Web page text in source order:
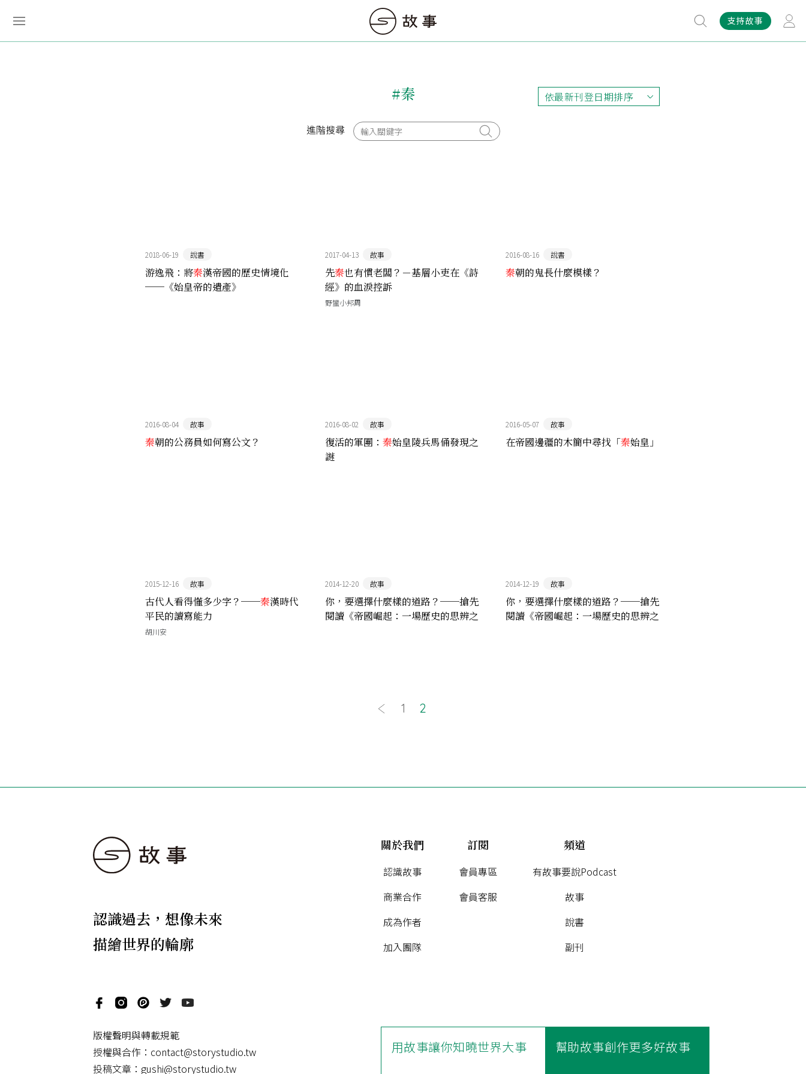
支持故事
#秦 依最新刊登日期排序
依最新刊登日期排序
進階搜尋
2018-06-19 說書
游逸飛：將秦漢帝國的歷史情境化
──《始皇帝的遺產》
2017-04-13 故事
先秦也有慣老闆？－基層小吏在《詩
經》的血淚控訴
野蠻小邦周
2016-08-16 說書
秦朝的鬼長什麼模樣？
2016-08-04 故事
秦朝的公務員如何寫公文？
2016-08-02 故事
復活的軍團：秦始皇陵兵馬俑發現之
謎
2016-05-07 故事
在帝國邊疆的木簡中尋找「秦始皇」
2015-12-16 故事
古代人看得懂多少字？──秦漢時代
平民的讀寫能力
胡川安
2014-12-20 故事
你，要選擇什麼樣的道路？──搶先
閱讀《帝國崛起：一場歷史的思辨之
2014-12-19 故事
你，要選擇什麼樣的道路？──搶先
閱讀《帝國崛起：一場歷史的思辨之
1 2
認識過去，想像未來
描繪世界的輪廓
關於我們
認識故事
商業合作
成為作者
加入團隊
訂閱
會員專區
會員客服
頻道
有故事要說Podcast
故事
說書
副刊
版權聲明與轉載規範
授權與合作： contact@storystudio.tw
投稿文章： gushi@storystudio.tw
用故事讓你知曉世界大事 幫助故事創作更多好故事